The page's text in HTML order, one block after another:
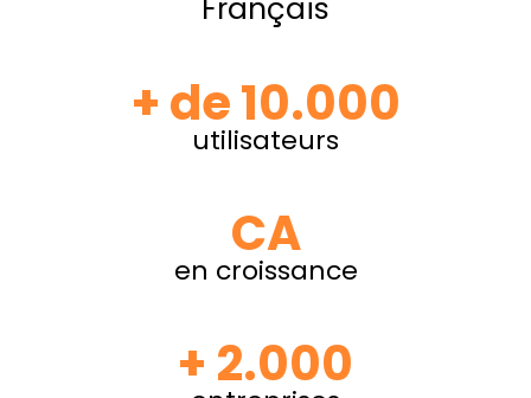
Français
+ de 10.000
utilisateurs
CA
en croissance
+ 2.000